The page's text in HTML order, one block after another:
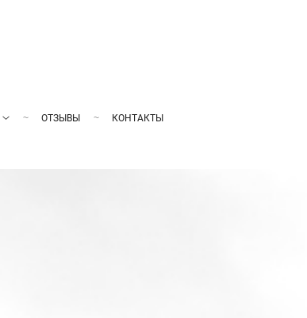
ОТЗЫВЫ КОНТАКТЫ